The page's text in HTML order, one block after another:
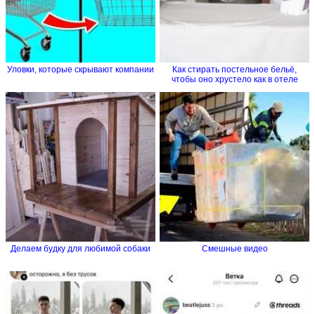
Уловки, которые скрывают компании
Как стирать постельное бельё,
чтобы оно хрустело как в отеле
Делаем будку для любимой собаки Смешные видео